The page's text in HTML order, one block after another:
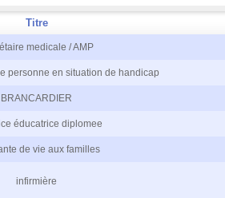
Titre
medicale / AMP
personne en situation de handicap
BRANCARDIER
éducatrice diplomee
de vie aux familles
infirmière